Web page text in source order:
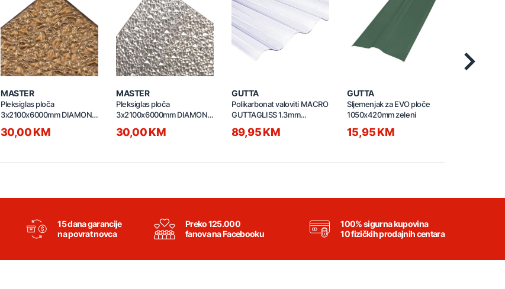
MASTER
Pleksiglas ploča
3x2100x6000mm DIAMOND
Bronza
30,00 KM
MASTER
Pleksiglas ploča
3x2100x6000mm DIAMOND
Transparent
30,00 KM
GUTTA
Polikarbonat valoviti MACRO
GUTTAGLISS 1.3mm
transparent
89,95 KM
GUTTA
Sljemenjak za EVO ploče
1050x420mm zeleni
15,95 KM
15 dana garancije
na povrat novca
Preko 125.000
fanova na Facebooku
100% sigurna kupovina
10 fizičkih prodajnih centara